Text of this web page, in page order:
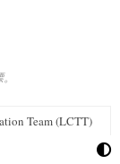
Team (LCTT)